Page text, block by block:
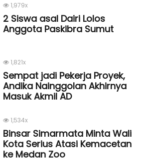
1,979x
2 Siswa asal Dairi Lolos
Anggota Paskibra Sumut
1,821x
Sempat jadi Pekerja Proyek,
Andika Nainggolan Akhirnya
Masuk Akmil AD
1,534x
Binsar Simarmata Minta Wali
Kota Serius Atasi Kemacetan
ke Medan Zoo